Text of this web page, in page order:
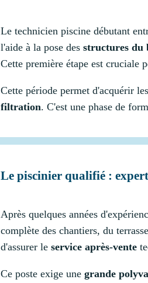
Le technicien piscine débutant
l'aide à la pose des structures du
Cette première étape est cruciale
Cette période permet d'acquérir
filtration. C'est une phase de
Le piscinier qualifié :
Après quelques années
complète des chantiers, du
d'assurer le service après-vente
Ce poste exige une grande